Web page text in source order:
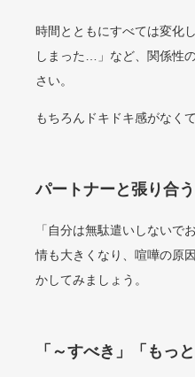
時間とともにすべては変化
しまった…」など、関係性
さい。
もちろんドキドキ感がなく
パートナーと張り合う
「自分は無駄遣いしない
情も大きくなり、喧嘩の原
かしてみましょう。
「～すべき」「もっ